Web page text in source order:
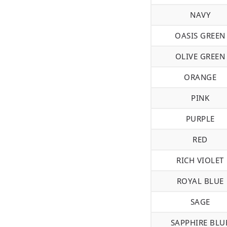
NAVY
OASIS GREEN
OLIVE GREEN
ORANGE
PINK
PURPLE
RED
RICH VIOLET
ROYAL BLUE
SAGE
SAPPHIRE